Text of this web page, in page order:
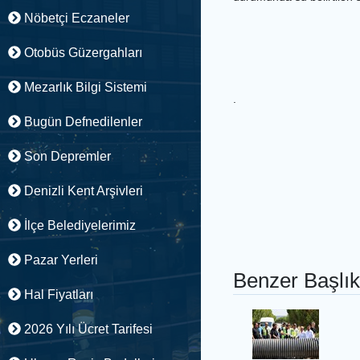
Nöbetçi Eczaneler
Otobüs Güzergahları
Mezarlık Bilgi Sistemi
Bugün Defnedilenler
Son Depremler
Denizli Kent Arşivleri
İlçe Belediyelerimiz
Pazar Yerleri
Hal Fiyatları
2026 Yılı Ücret Tarifesi
Benzer